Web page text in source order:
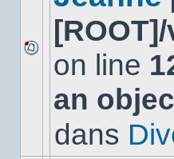
Aucun
nouveau
message
non-
dans
on line
an
dans